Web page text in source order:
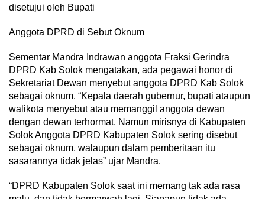
disetujui oleh Bupati
Anggota DPRD di Sebut Oknum
Sementar Mandra Indrawan anggota Fraksi Gerindra
DPRD Kab Solok mengatakan, ada pegawai honor di
Sekretariat Dewan menyebut anggota DPRD Kab Solok
sebagai oknum. “Kepala daerah gubernur, bupati ataupun
walikota menyebut atau memanggil anggota dewan
dengan dewan terhormat. Namun mirisnya di Kabupaten
Solok Anggota DPRD Kabupaten Solok sering disebut
sebagai oknum, walaupun dalam pemberitaan itu
sasarannya tidak jelas” ujar Mandra.
“DPRD Kabupaten Solok saat ini memang tak ada rasa